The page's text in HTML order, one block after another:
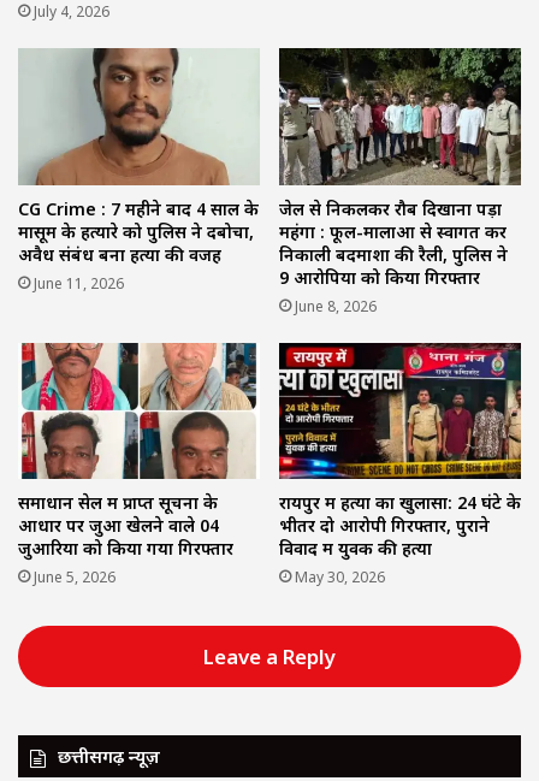
July 4, 2026
CG Crime : 7 महीने बाद 4 साल के
मासूम के हत्यारे को पुलिस ने दबोचा,
अवैध संबंध बना हत्या की वजह
June 11, 2026
जेल से निकलकर रौब दिखाना पड़ा
महंगा : फूल-मालाओं से स्वागत कर
निकाली बदमाशों की रैली, पुलिस ने
9 आरोपियों को किया गिरफ्तार
June 8, 2026
समाधान सेल में प्राप्त सूचना के
आधार पर जुआ खेलने वाले 04
जुआरियों को किया गया गिरफ्तार
June 5, 2026
रायपुर में हत्या का खुलासा: 24 घंटे के
भीतर दो आरोपी गिरफ्तार, पुराने
विवाद में युवक की हत्या
May 30, 2026
Leave a Reply
छत्तीसगढ़ न्यूज़